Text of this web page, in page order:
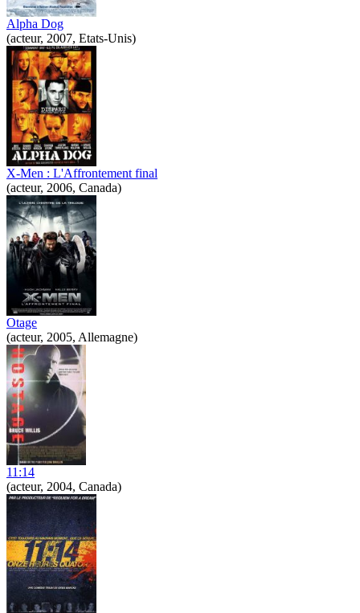
Alpha Dog
(acteur, 2007, Etats-Unis)
X-Men : L'Affrontement final
(acteur, 2006, Canada)
Otage
(acteur, 2005, Allemagne)
11:14
(acteur, 2004, Canada)